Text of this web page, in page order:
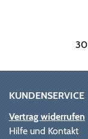
30
KUNDENSERVICE
Vertrag widerrufen
Hilfe und Kontakt